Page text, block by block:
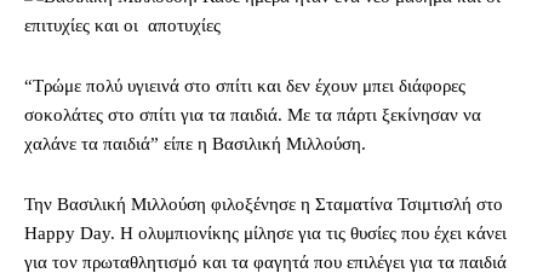
“Τρώμε πολύ υγιεινά στο σπίτι και δεν έχουν μπει διάφορες
σοκολάτες στο σπίτι για τα παιδιά. Με τα πάρτι ξεκίνησαν να
χαλάνε τα παιδιά” είπε η Βασιλική Μιλλούση.
Την Βασιλική Μιλλούση φιλοξένησε η Σταματίνα Τσιμτισλή στο
Happy Day. Η ολυμπιονίκης μίλησε για τις θυσίες που έχει κάνει
για τον πρωταθλητισμό και τα φαγητά που επιλέγει για τα παιδιά